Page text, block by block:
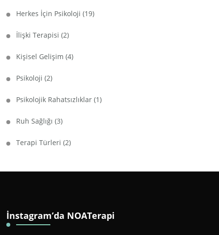
Herkes İçin Psikoloji (19)
İlişki Terapisi (2)
Kişisel Gelişim (4)
Psikoloji (2)
Psikolojik Rahatsızlıklar (1)
Ruh Sağlığı (3)
Terapi Türleri (2)
İnstagram’da NOATerapi